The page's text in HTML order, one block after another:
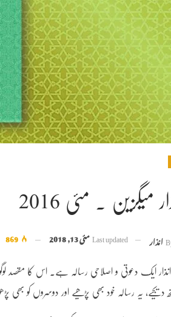
میگزین ۔ مئی 2016
انذار Last updatedمئی 13, 2018
انذار ایک دعوتی و اصلاحی رسالہ ہے۔ اس کا
دیجیے، یہ رسالہ خود بھی پڑھیے اور دوسروں کو بھی